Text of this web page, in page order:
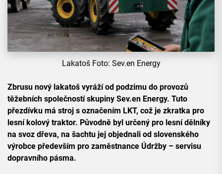
Lakatoš Foto: Sev.en Energy
Zbrusu nový lakatoš vyráží od podzimu do provozů
těžebních společností skupiny Sev.en Energy. Tuto
přezdívku má stroj s označením LKT, což je zkratka pro
lesní kolový traktor. Původně byl určený pro lesní dělníky
na svoz dřeva, na šachtu jej objednali od slovenského
výrobce především pro zaměstnance Údržby – servisu
dopravního pásma.